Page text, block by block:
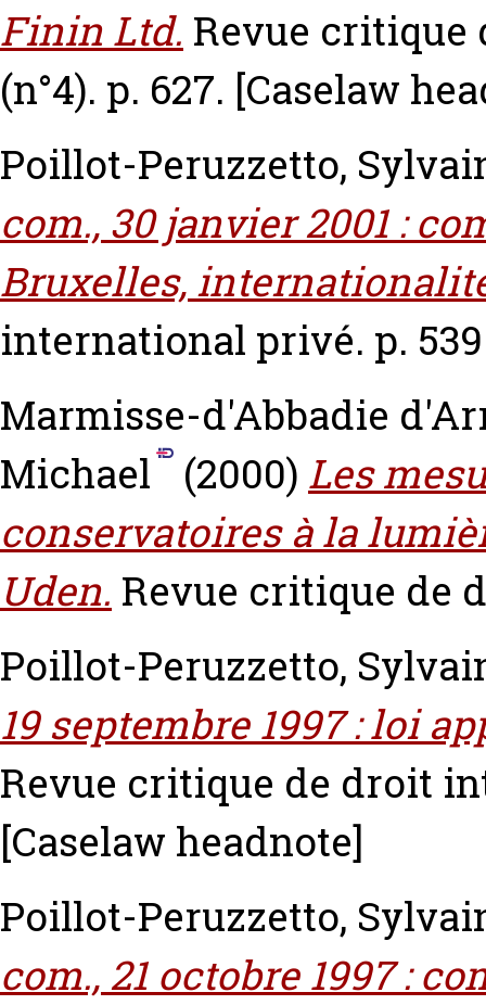
Finin Ltd. Revue
(n°4). p. 627. [Caselaw
Poillot-Peruzzetto,
com., 30 janvier 2001 :
Bruxelles,
international privé. p.
Marmisse-d'Abbadie
Michael
(2000) Les
conservatoires à la
Uden. Revue critique de
Poillot-Peruzzetto,
19 septembre 1997 : loi
Revue critique de droit
[Caselaw headnote]
Poillot-Peruzzetto,
com., 21 octobre 1997 :